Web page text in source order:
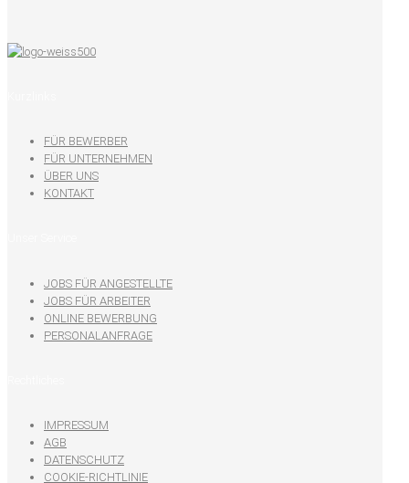
FÜR BEWERBER
FÜR UNTERNEHMEN
ÜBER UNS
KONTAKT
JOBS FÜR ANGESTELLTE
JOBS FÜR ARBEITER
ONLINE BEWERBUNG
PERSONALANFRAGE
IMPRESSUM
AGB
DATENSCHUTZ
COOKIE-RICHTLINIE